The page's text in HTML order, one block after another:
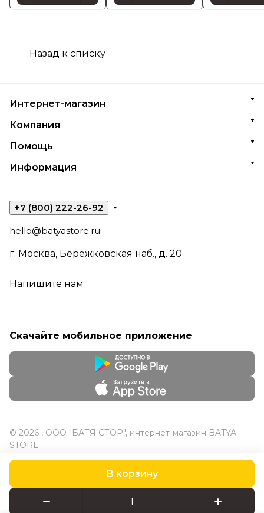
В корзину
Назад к списку
Интернет-магазин
Компания
Помощь
Информация
+7 (800) 222-26-92
hello@batyastore.ru
г. Москва, Бережковская наб., д. 20
Напишите нам
Скачайте мобильное приложение
© 2026 , ООО "БАТЯ СТОР", интернет-магазин BATYA
STORE
Конфиденциальность Оферта